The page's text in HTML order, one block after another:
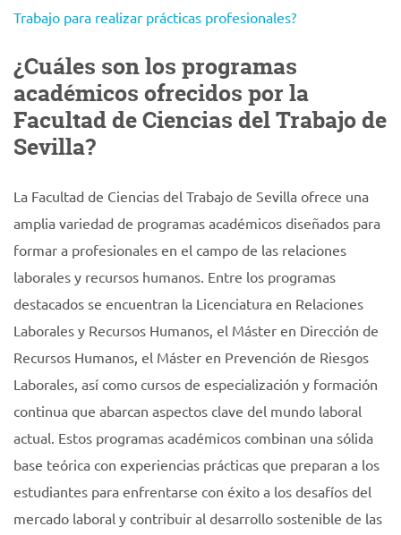
Trabajo para realizar prácticas profesionales?
¿Cuáles son los programas
académicos ofrecidos por la
Facultad de Ciencias del Trabajo de
Sevilla?
La Facultad de Ciencias del Trabajo de Sevilla ofrece una
amplia variedad de programas académicos diseñados para
formar a profesionales en el campo de las relaciones
laborales y recursos humanos. Entre los programas
destacados se encuentran la Licenciatura en Relaciones
Laborales y Recursos Humanos, el Máster en Dirección de
Recursos Humanos, el Máster en Prevención de Riesgos
Laborales, así como cursos de especialización y formación
continua que abarcan aspectos clave del mundo laboral
actual. Estos programas académicos combinan una sólida
base teórica con experiencias prácticas que preparan a los
estudiantes para enfrentarse con éxito a los desafíos del
mercado laboral y contribuir al desarrollo sostenible de las